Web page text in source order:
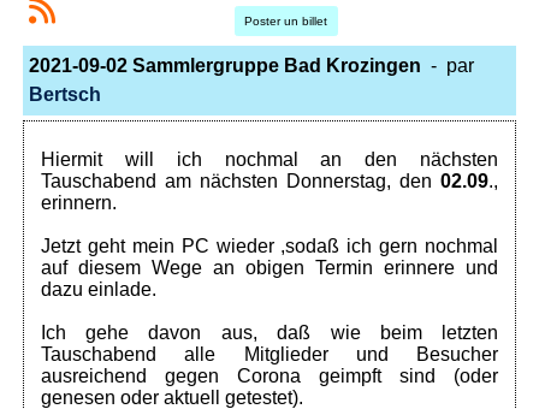
Poster un billet
2021-09-02 Sammlergruppe Bad Krozingen - par
Bertsch
Hiermit will ich nochmal an den nächsten
Tauschabend am nächsten Donnerstag, den02.09.,
erinnern.
Jetzt geht mein PC wieder ,sodaß ich gern nochmal
auf diesem Wege an obigen Termin erinnere und
dazu einlade.
Ich gehe davon aus, daß wie beim letzten
Tauschabend alle Mitglieder und Besucher
ausreichend gegen Corona geimpft sind (oder
genesen oder aktuell getestet).